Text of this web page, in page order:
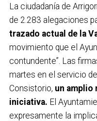
La ciudadanía de
de 2.283 alegaciones
trazado actual de la
movimiento que el
contundente”. Las
martes en el servicio
Consistorio, un amplio
iniciativa. El
expresamente la